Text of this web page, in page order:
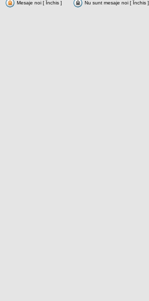
Mesaje noi [ Închis ]
Nu sunt mesaje noi [ Închis ]